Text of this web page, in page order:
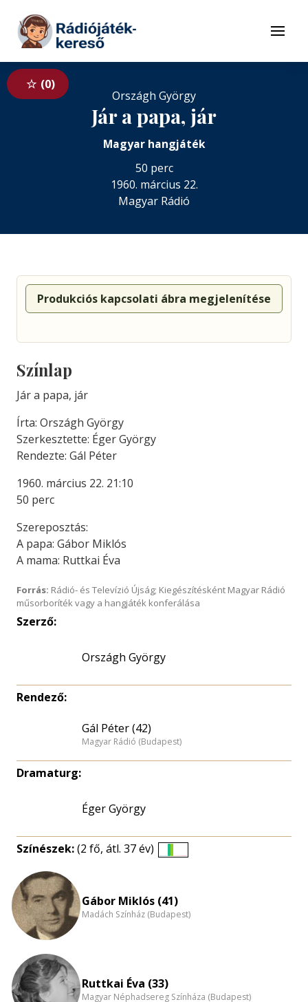
Tovább a tartalomhoz
Menü
0
Országh György
Jár a papa, jár
Magyar hangjáték
50 perc
1960. március 22.
Magyar Rádió
Produkciós kapcsolati ábra megjelenítése
Színlap
Jár a papa, jár
Írta: Országh György
Szerkesztette: Éger György
Rendezte: Gál Péter
1960. március 22. 21:10
50 perc
Szereposztás:
A papa: Gábor Miklós
A mama: Ruttkai Éva
Forrás: Rádió- és Televízió Újság; Kiegészítésként Magyar Rádió
műsorboríték vagy a hangjáték konferálása
Szerző:
Országh György
Rendező:
Gál Péter (42)
Magyar Rádió (Budapest)
Dramaturg:
Éger György
Színészek:(2 fő, átl. 37 év)
nagyítása
Gábor Miklós (41)
Madách Színház (Budapest)
Ruttkai Éva (33)
Magyar Néphadsereg Színháza (Budapest)